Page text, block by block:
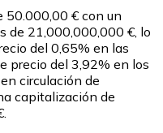
50.000,00 € con un
de 21,000,000,000 €, lo
del 0,65% en las
precio del 3,92% en los
circulación de
capitalización de